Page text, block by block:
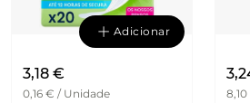
Adicionar
3,18 €
0,16 € / Unidade